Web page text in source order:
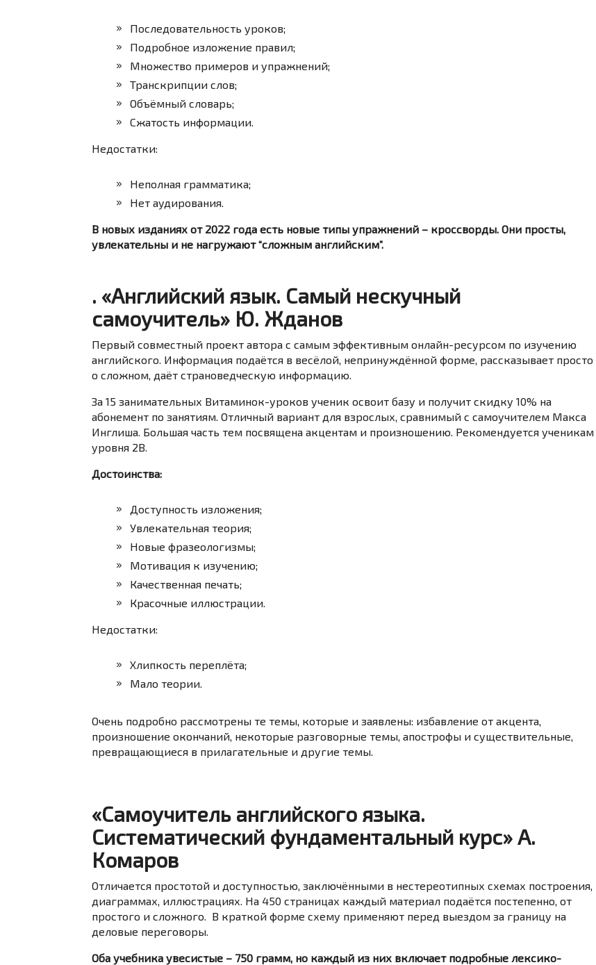
Последовательность уроков;
Подробное изложение правил;
Множество примеров и упражнений;
Транскрипции слов;
Объёмный словарь;
Сжатость информации.
Недостатки:
Неполная грамматика;
Нет аудирования.
В новых изданиях от 2022 года есть новые типы упражнений – кроссворды. Они просты,
увлекательны и не нагружают “сложным английским”.
. «Английский язык. Самый нескучный
самоучитель» Ю. Жданов
Первый совместный проект автора с самым эффективным онлайн-ресурсом по изучению
английского. Информация подаётся в весёлой, непринуждённой форме, рассказывает просто
о сложном, даёт страноведческую информацию.
За 15 занимательных Витаминок-уроков ученик освоит базу и получит скидку 10% на
абонемент по занятиям. Отличный вариант для взрослых, сравнимый с самоучителем Макса
Инглиша. Большая часть тем посвящена акцентам и произношению. Рекомендуется ученикам
уровня 2B.
Достоинства:
Доступность изложения;
Увлекательная теория;
Новые фразеологизмы;
Мотивация к изучению;
Качественная печать;
Красочные иллюстрации.
Недостатки:
Хлипкость переплёта;
Мало теории.
Очень подробно рассмотрены те темы, которые и заявлены: избавление от акцента,
произношение окончаний, некоторые разговорные темы, апострофы и существительные,
превращающиеся в прилагательные и другие темы.
«Самоучитель английского языка.
Систематический фундаментальный курс» А.
Комаров
Отличается простотой и доступностью, заключёнными в нестереотипных схемах построения,
диаграммах, иллюстрациях. На 450 страницах каждый материал подаётся постепенно, от
простого и сложного. В краткой форме схему применяют перед выездом за границу на
деловые переговоры.
Оба учебника увесистые – 750 грамм, но каждый из них включает подробные лексико-